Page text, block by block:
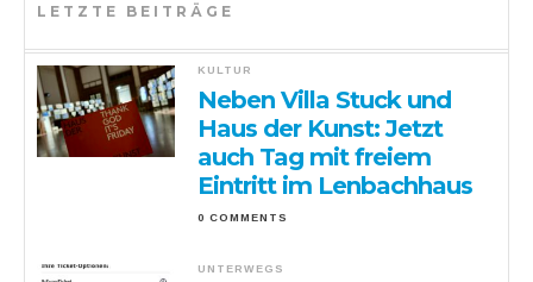
LETZTE BEITRÄGE
KULTUR
Neben Villa Stuck und
Haus der Kunst: Jetzt
auch Tag mit freiem
Eintritt im Lenbachhaus
0 COMMENTS
UNTERWEGS